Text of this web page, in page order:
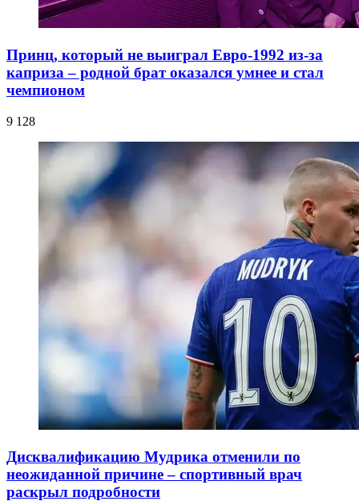
Принц, который не выиграл Евро-1992 из-за
каприза – родной брат оказался умнее и стал
чемпионом
9 128
Дисквалификацию Мудрика отменили по
неожиданной причине – спортивный врач
раскрыл подробности